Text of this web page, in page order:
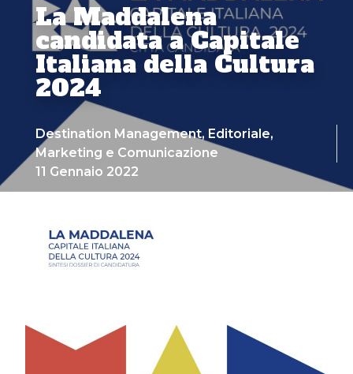
La Maddalena
candidata a Capitale
Italiana della Cultura
2024
Destination Management, Editoriale,
Marketing e Comunicazione
11 Gennaio 2022